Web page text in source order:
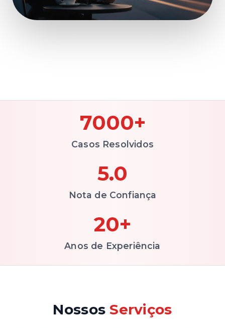
7000+
Casos Resolvidos
5.0
Nota de Confiança
20+
Anos de Experiência
NossosServiços